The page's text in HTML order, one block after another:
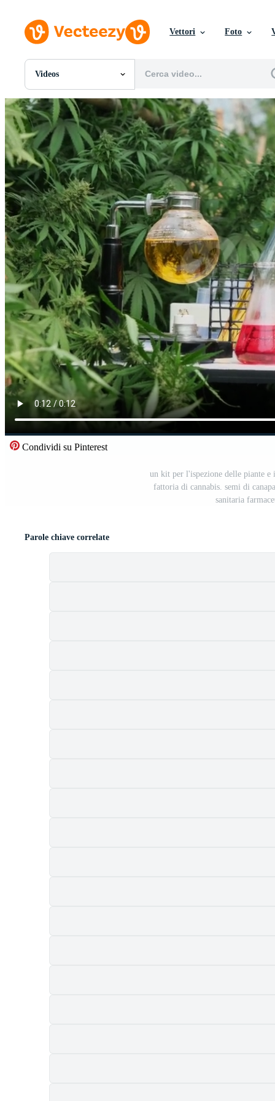
Vettori Foto
Videos
Tutte Immagini
Foto
PNGs
PSDs
SVGs
Modelli
Vettori
Videos
Motion graphics
Immagini Editoriali
Eventi Editoriali
Condividi su Pinterest
un kit per l'ispezione delle piante
fattoria di cannabis. semi di
sanitaria
Parole chiave correlate